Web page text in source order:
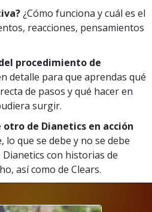
¿Cómo funciona y cuál es el
reacciones, pensamientos
procedimiento de
detalle para que aprendas qué
de pasos y qué hacer en
surgir.
de Dianetics en acción
lo que se debe y no se debe
con historias de
así como de Clears.